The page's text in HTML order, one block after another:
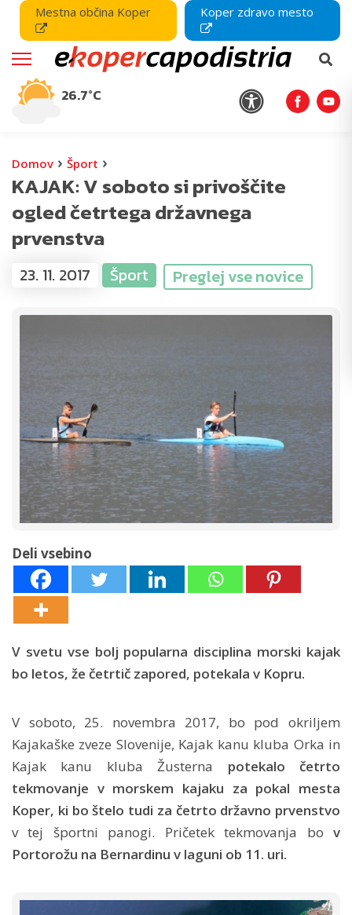
Mestna občina Koper Koper zdravo mesto
26.7°C
Domov › Šport ›
KAJAK: V soboto si privoščite
ogled četrtega državnega
prvenstva
23. 11. 2017 Šport Preglej vse novice
Deli vsebino
V svetu vse bolj popularna disciplina morski kajak
bo letos, že četrtič zapored, potekala v Kopru.
V soboto, 25. novembra 2017, bo pod okriljem
Kajakaške zveze Slovenije, Kajak kanu kluba Orka in
Kajak kanu kluba Žusterna potekalo četrto
tekmovanje v morskem kajaku za pokal mesta
Koper, ki bo štelo tudi za četrto državno prvenstvo
v tej športni panogi. Pričetek tekmovanja bo v
Portorožu na Bernardinu v laguni ob 11. uri.